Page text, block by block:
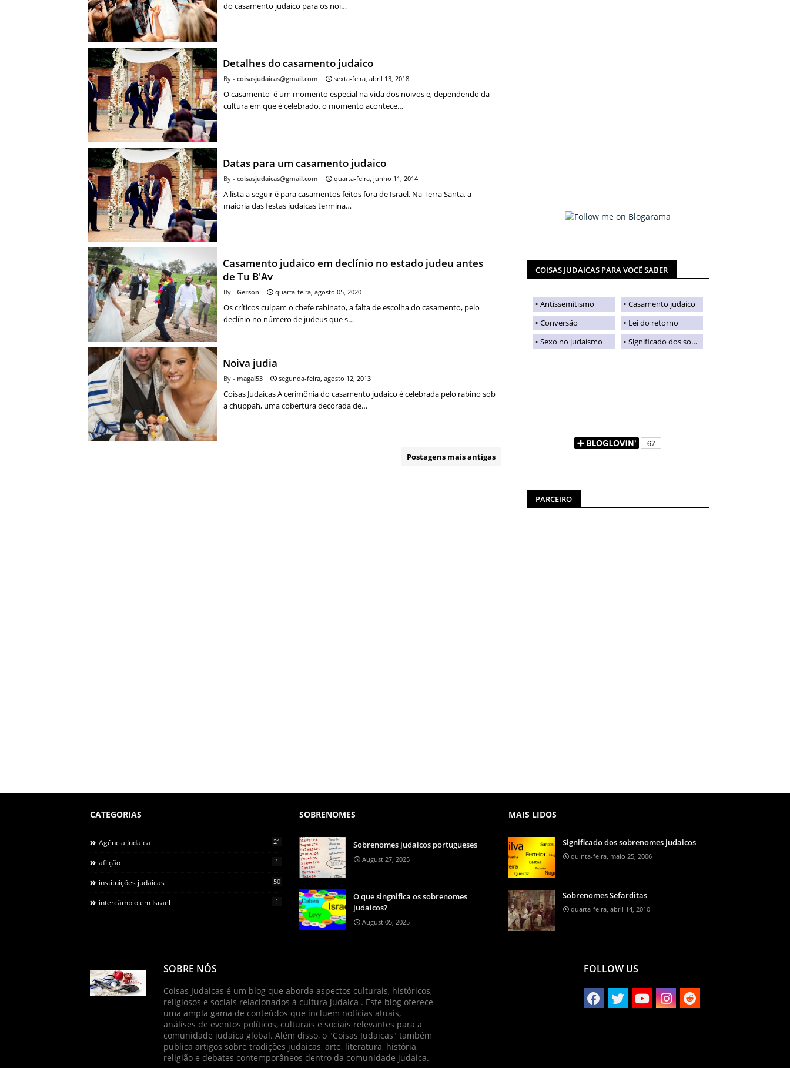
do casamento judaico para os noi…
Detalhes do casamento judaico
coisasjudaicas@gmail.com sexta-feira, abril 13, 2018
O casamento é um momento especial na vida dos noivos e, dependendo da
cultura em que é celebrado, o momento acontece…
Datas para um casamento judaico
coisasjudaicas@gmail.com quarta-feira, junho 11, 2014
A lista a seguir é para casamentos feitos fora de Israel. Na Terra Santa, a
maioria das festas judaicas termina…
Casamento judaico em declínio no estado judeu antes
de Tu B'Av
Gerson quarta-feira, agosto 05, 2020
Os críticos culpam o chefe rabinato, a falta de escolha do casamento, pelo
declínio no número de judeus que s…
Noiva judia
magal53 segunda-feira, agosto 12, 2013
Coisas Judaicas A cerimônia do casamento judaico é celebrada pelo rabino sob
a chuppah, uma cobertura decorada de…
Postagens mais antigas
COISAS JUDAICAS PARA VOCÊ SABER
Antissemitismo
Casamento judaico
Conversão
Lei do retorno
Sexo no judaísmo
Significado dos sobrenomes judaicos
PARCEIRO
CATEGORIAS
Agência Judaica 21
aflição 1
instituições judaicas 50
intercâmbio em Israel 1
SOBRENOMES
Sobrenomes judaicos portugueses
August 27, 2025
O que singnifica os sobrenomes
judaicos?
August 05, 2025
MAIS LIDOS
Significado dos sobrenomes judaicos
quinta-feira, maio 25, 2006
Sobrenomes Sefarditas
quarta-feira, abril 14, 2010
SOBRE NÓS
Coisas Judaicas é um blog que aborda aspectos culturais, históricos,
religiosos e sociais relacionados à cultura judaica . Este blog oferece
uma ampla gama de conteúdos que incluem notícias atuais,
análises de eventos políticos, culturais e sociais relevantes para a
comunidade judaica global. Além disso, o "Coisas Judaicas" também
publica artigos sobre tradições judaicas, arte, literatura, história,
religião e debates contemporâneos dentro da comunidade judaica.
FOLLOW US